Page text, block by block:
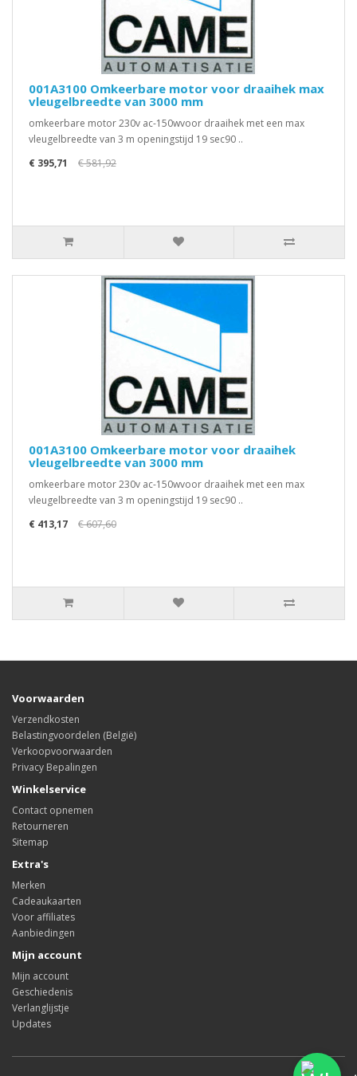
001A3100 Omkeerbare motor voor draaihek max
vleugelbreedte van 3000 mm
omkeerbare motor 230v ac-150wvoor draaihek met een max
vleugelbreedte van 3 m openingstijd 19 sec90 ..
€ 395,71
€ 581,92
001A3100 Omkeerbare motor voor draaihek
vleugelbreedte van 3000 mm
omkeerbare motor 230v ac-150wvoor draaihek met een max
vleugelbreedte van 3 m openingstijd 19 sec90 ..
€ 413,17
€ 607,60
Voorwaarden
Verzendkosten
Belastingvoordelen (België)
Verkoopvoorwaarden
Privacy Bepalingen
Winkelservice
Contact opnemen
Retourneren
Sitemap
Extra's
Merken
Cadeaukaarten
Voor affiliates
Aanbiedingen
Mijn account
Mijn account
Geschiedenis
Verlanglijstje
Updates